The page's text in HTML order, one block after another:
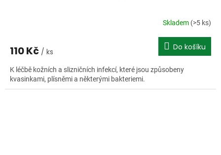
Skladem (>5 ks)
110 Kč / ks Do košíku
K léčbě kožních a slizničních infekcí, které jsou způsobeny
kvasinkami, plísněmi a některými bakteriemi.